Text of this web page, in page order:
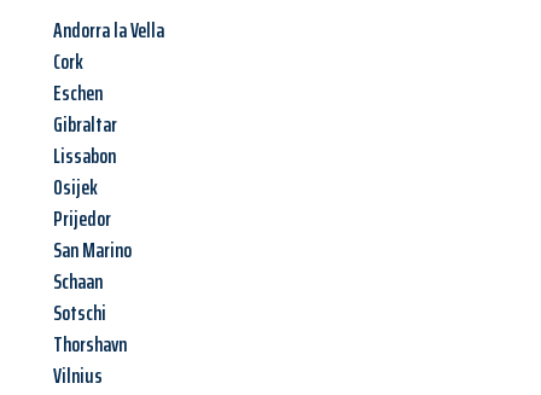
Andorra la Vella
Cork
Eschen
Gibraltar
Lissabon
Osijek
Prijedor
San Marino
Schaan
Sotschi
Thorshavn
Vilnius